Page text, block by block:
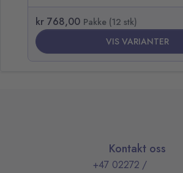
kr 768,00 Pakke (12 stk)
VIS VARIANTER
Kontakt oss
+47 02272 /